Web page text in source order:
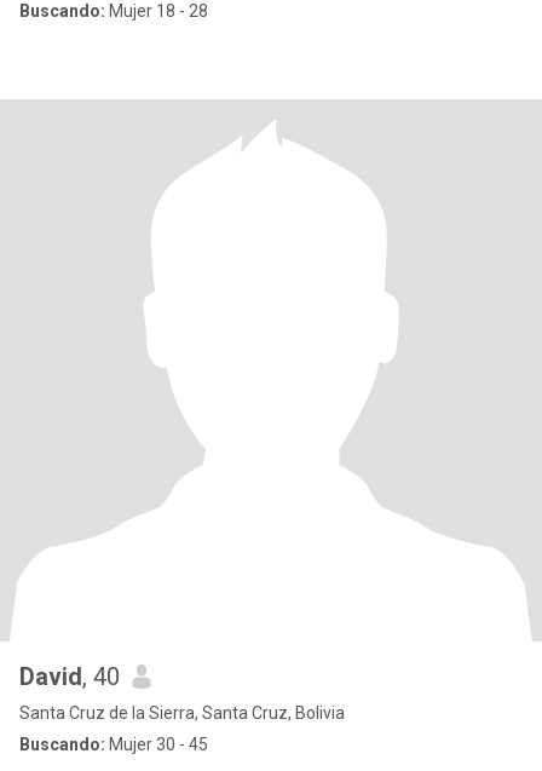
Buscando: Mujer 18 - 28
David, 40
Santa Cruz de la Sierra, Santa Cruz, Bolivia
Buscando: Mujer 30 - 45